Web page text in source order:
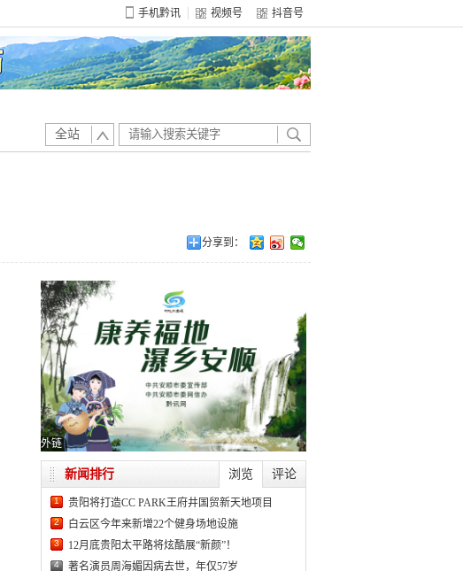
手机黔讯 视频号 抖音号
全站
分享到：
外链
浏览 评论
新闻排行
1 贵阳将打造CC PARK王府井国贸新天地项目
2 白云区今年来新增22个健身场地设施
3 12月底贵阳太平路将炫酷展“新颜”！
4 著名演员周海媚因病去世，年仅57岁